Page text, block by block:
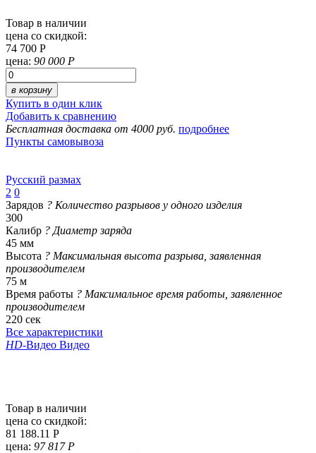
Товар в наличии
цена со скидкой:
74 700 Р
цена: 90 000 Р
в корзину
Купить в один клик
Добавить к сравнению
Бесплатная доставка от 4000 руб. подробнее
Пункты самовывоза
Русский размах
2 0
Зарядов ? Количество разрывов у одного изделия
300
Калибр ? Диаметр заряда
45 мм
Высота ? Максимальная высота разрыва, заявленная
производителем
75 м
Время работы ? Максимальное время работы, заявленное
производителем
220 сек
Все характеристики
HD-Видео Видео
Товар в наличии
цена со скидкой:
81 188.11 Р
цена: 97 817 Р